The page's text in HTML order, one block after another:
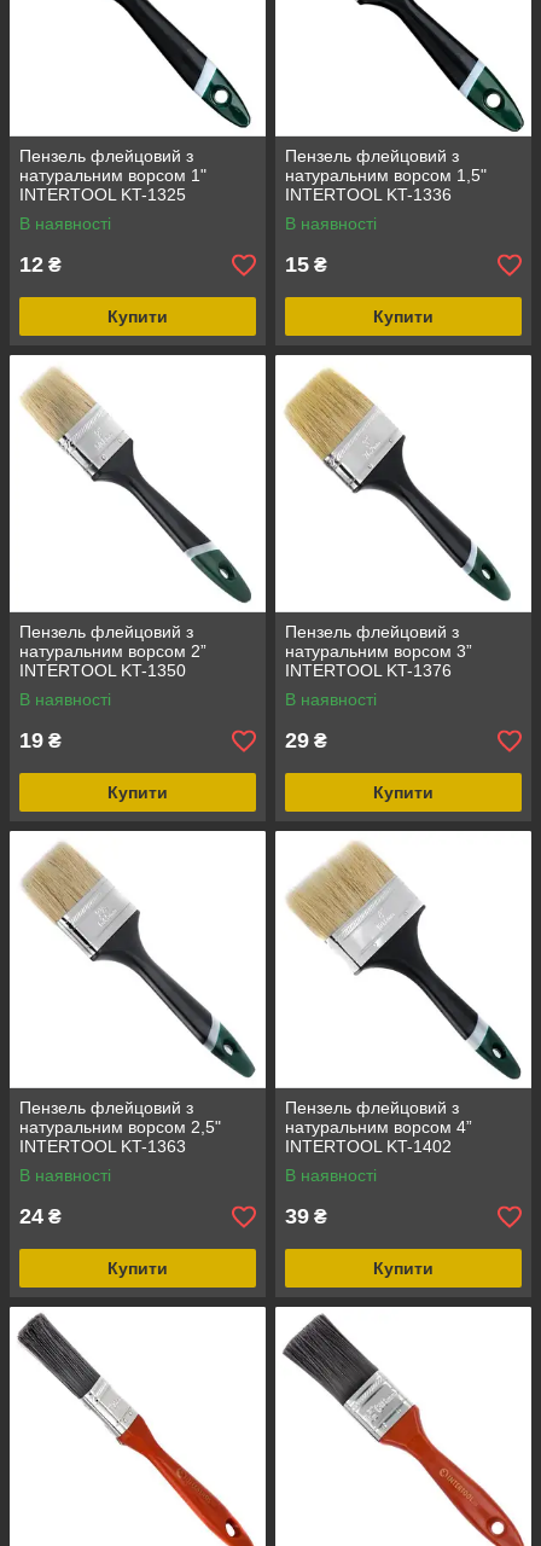
Пензель флейцовий з
натуральним ворсом 1"
INTERTOOL KT-1325
В наявності
12 ₴
Купити
Пензель флейцовий з
натуральним ворсом 1,5"
INTERTOOL KT-1336
В наявності
15 ₴
Купити
Пензель флейцовий з
натуральним ворсом 2”
INTERTOOL KT-1350
В наявності
19 ₴
Купити
Пензель флейцовий з
натуральним ворсом 3”
INTERTOOL KT-1376
В наявності
29 ₴
Купити
Пензель флейцовий з
натуральним ворсом 2,5"
INTERTOOL KT-1363
В наявності
24 ₴
Купити
Пензель флейцовий з
натуральним ворсом 4”
INTERTOOL KT-1402
В наявності
39 ₴
Купити